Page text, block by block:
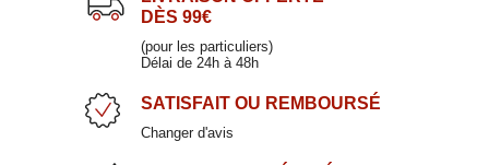
DÈS 99€
(pour les particuliers)
Délai de 24h à 48h
SATISFAIT OU REMBOURSÉ
Changer d'avis